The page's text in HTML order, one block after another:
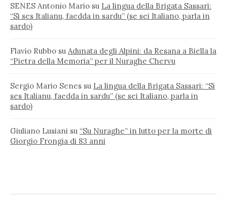
SENES Antonio Mario su La lingua della Brigata Sassari:
“Si ses Italianu, faedda in sardu” (se sei Italiano, parla in
sardo)
Flavio Rubbo su Adunata degli Alpini: da Resana a Biella la
“Pietra della Memoria” per il Nuraghe Chervu
Sergio Mario Senes su La lingua della Brigata Sassari: “Si
ses Italianu, faedda in sardu” (se sei Italiano, parla in
sardo)
Giuliano Lusiani su “Su Nuraghe” in lutto per la morte di
Giorgio Frongia di 83 anni